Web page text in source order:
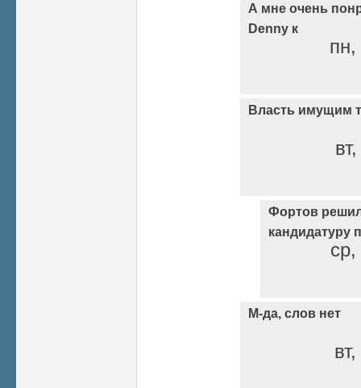
А мне очень
Denny к
Власть имущим
Фортов
кандидатуру
М-да, слов нет